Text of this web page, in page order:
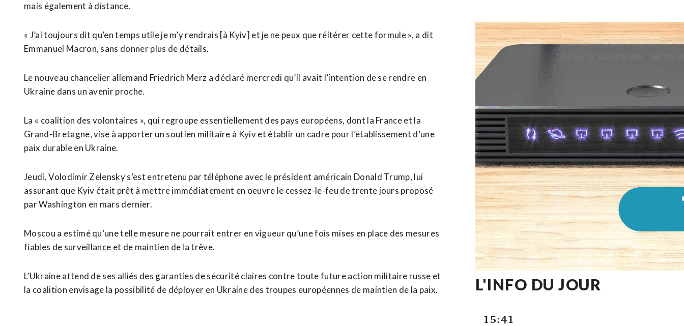
mais également à distance.
« J’ai toujours dit qu’en temps utile je m’y rendrais [à Kyiv] et je ne peux que réitérer cette formule », a dit
Emmanuel Macron, sans donner plus de détails.
Le nouveau chancelier allemand Friedrich Merz a déclaré mercredi qu’il avait l’intention de se rendre en
Ukraine dans un avenir proche.
La « coalition des volontaires », qui regroupe essentiellement des pays européens, dont la France et la
Grand-Bretagne, vise à apporter un soutien militaire à Kyiv et établir un cadre pour l’établissement d’une
paix durable en Ukraine.
Jeudi, Volodimir Zelensky s’est entretenu par téléphone avec le président américain Donald Trump, lui
assurant que Kyiv était prêt à mettre immédiatement en oeuvre le cessez-le-feu de trente jours proposé
par Washington en mars dernier.
Moscou a estimé qu’une telle mesure ne pourrait entrer en vigueur qu’une fois mises en place des mesures
fiables de surveillance et de maintien de la trêve.
L’Ukraine attend de ses alliés des garanties de sécurité claires contre toute future action militaire russe et
la coalition envisage la possibilité de déployer en Ukraine des troupes européennes de maintien de la paix.
L'INFO DU JOUR
15:41